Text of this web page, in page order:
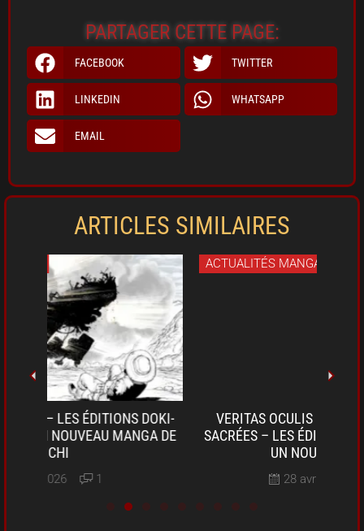
PARTAGER CETTE PAGE:
FACEBOOK TWITTER
LINKEDIN WHATSAPP
EMAIL
ARTICLES SIMILAIRES
ACTUALITÉS MANGAS
VERITAS OCULIS – LES INVESTIGATIONS
SACRÉES – LES ÉDITIONS PIKA ANNONCENT